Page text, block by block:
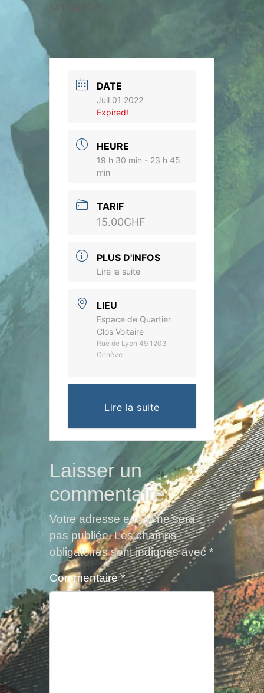
MTGR100
DATE
Juil 01 2022
Expired!
HEURE
19 h 30 min - 23 h 45
min
TARIF
15.00CHF
PLUS D'INFOS
Lire la suite
LIEU
Espace de Quartier
Clos Voltaire
Rue de Lyon 49 1203
Genève
Lire la suite
Laisser un
commentaire
Votre adresse e-mail ne sera
pas publiée. Les champs
obligatoires sont indiqués avec *
Commentaire*